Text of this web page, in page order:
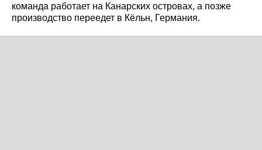
команда работает на Канарских островах, а позже
производство переедет в Кёльн, Германия.